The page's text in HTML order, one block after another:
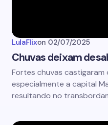
LulaFlixon 02/07/2025
Chuvas deixam
Fortes chuvas castigaram
especialmente a capital
resultando no